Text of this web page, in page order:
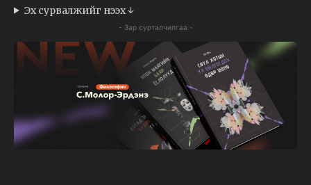
Эх сурвалжийг нээх ↓
- Зар сурталчилгаа -